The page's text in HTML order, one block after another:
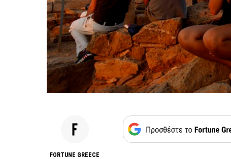
FORTUNE GREECE